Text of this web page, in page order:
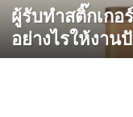
ผู้รับทำสติ๊กเก
อย่างไรให้งาน